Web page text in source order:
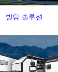
빌딩 솔루션